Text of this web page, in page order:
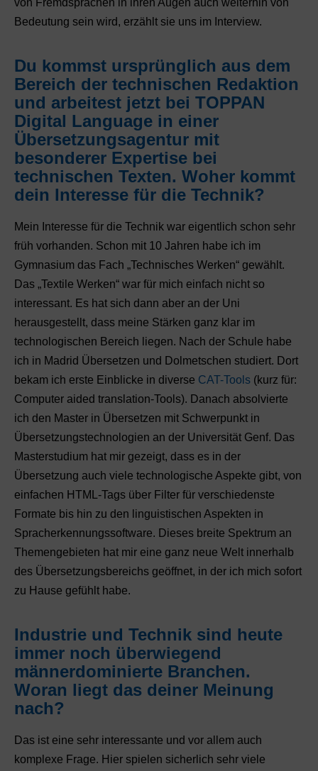
Bedeutung sein wird, erzählt sie uns im Interview.
Du kommst ursprünglich aus dem
Bereich der technischen Redaktion
und arbeitest jetzt bei TOPPAN
Digital Language in einer
Übersetzungsagentur mit
besonderer Expertise bei
technischen Texten. Woher kommt
dein Interesse für die Technik?
Mein Interesse für die Technik war eigentlich schon sehr
früh vorhanden. Schon mit 10 Jahren habe ich im
Gymnasium das Fach „Technisches Werken“ gewählt.
Das „Textile Werken“ war für mich einfach nicht so
interessant. Es hat sich dann aber an der Uni
herausgestellt, dass meine Stärken ganz klar im
technologischen Bereich liegen. Nach der Schule habe
ich in Madrid Übersetzen und Dolmetschen studiert. Dort
bekam ich erste Einblicke in diverse CAT-Tools (kurz für:
Computer aided translation-Tools). Danach absolvierte
ich den Master in Übersetzen mit Schwerpunkt in
Übersetzungstechnologien an der Universität Genf. Das
Masterstudium hat mir gezeigt, dass es in der
Übersetzung auch viele technologische Aspekte gibt, von
einfachen HTML-Tags über Filter für verschiedenste
Formate bis hin zu den linguistischen Aspekten in
Spracherkennungssoftware. Dieses breite Spektrum an
Themengebieten hat mir eine ganz neue Welt innerhalb
des Übersetzungsbereichs geöffnet, in der ich mich sofort
zu Hause gefühlt habe.
Industrie und Technik sind heute
immer noch überwiegend
männerdominierte Branchen.
Woran liegt das deiner Meinung
nach?
Das ist eine sehr interessante und vor allem auch
komplexe Frage. Hier spielen sicherlich sehr viele